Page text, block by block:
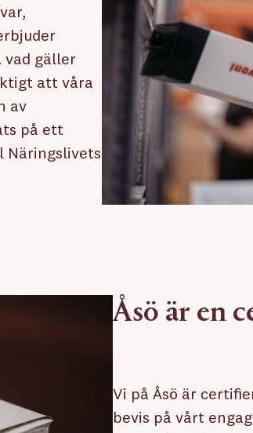
vad gäller
att våra
av
på ett
Näringslivets
Åsö är en
Vi på Åsö är
bevis på vårt